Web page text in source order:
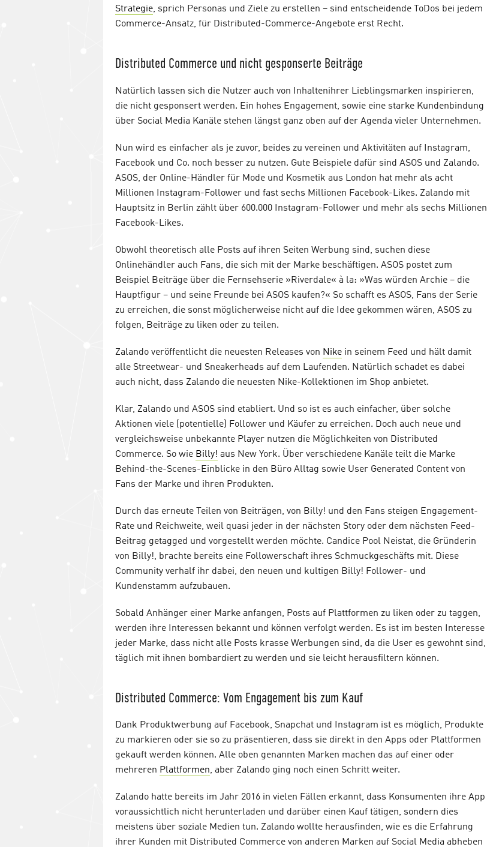
Strategie, sprich Personas und Ziele zu erstellen – sind entscheidende ToDos bei jedem
Commerce-Ansatz, für Distributed-Commerce-Angebote erst Recht.
Distributed Commerce und nicht gesponserte Beiträge
Natürlich lassen sich die Nutzer auch von Inhaltenihrer Lieblingsmarken inspirieren,
die nicht gesponsert werden. Ein hohes Engagement, sowie eine starke Kundenbindung
über Social Media Kanäle stehen längst ganz oben auf der Agenda vieler Unternehmen.
Nun wird es einfacher als je zuvor, beides zu vereinen und Aktivitäten auf Instagram,
Facebook und Co. noch besser zu nutzen. Gute Beispiele dafür sind ASOS und Zalando.
ASOS, der Online-Händler für Mode und Kosmetik aus London hat mehr als acht
Millionen Instagram-Follower und fast sechs Millionen Facebook-Likes. Zalando mit
Hauptsitz in Berlin zählt über 600.000 Instagram-Follower und mehr als sechs Millionen
Facebook-Likes.
Obwohl theoretisch alle Posts auf ihren Seiten Werbung sind, suchen diese
Onlinehändler auch Fans, die sich mit der Marke beschäftigen. ASOS postet zum
Beispiel Beiträge über die Fernsehserie »Riverdale« à la: »Was würden Archie – die
Hauptfigur – und seine Freunde bei ASOS kaufen?« So schafft es ASOS, Fans der Serie
zu erreichen, die sonst möglicherweise nicht auf die Idee gekommen wären, ASOS zu
folgen, Beiträge zu liken oder zu teilen.
Zalando veröffentlicht die neuesten Releases von Nike in seinem Feed und hält damit
alle Streetwear- und Sneakerheads auf dem Laufenden. Natürlich schadet es dabei
auch nicht, dass Zalando die neuesten Nike-Kollektionen im Shop anbietet.
Klar, Zalando und ASOS sind etabliert. Und so ist es auch einfacher, über solche
Aktionen viele (potentielle) Follower und Käufer zu erreichen. Doch auch neue und
vergleichsweise unbekannte Player nutzen die Möglichkeiten von Distributed
Commerce. So wie Billy! aus New York. Über verschiedene Kanäle teilt die Marke
Behind-the-Scenes-Einblicke in den Büro Alltag sowie User Generated Content von
Fans der Marke und ihren Produkten.
Durch das erneute Teilen von Beiträgen, von Billy! und den Fans steigen Engagement-
Rate und Reichweite, weil quasi jeder in der nächsten Story oder dem nächsten Feed-
Beitrag getagged und vorgestellt werden möchte. Candice Pool Neistat, die Gründerin
von Billy!, brachte bereits eine Followerschaft ihres Schmuckgeschäfts mit. Diese
Community verhalf ihr dabei, den neuen und kultigen Billy! Follower- und
Kundenstamm aufzubauen.
Sobald Anhänger einer Marke anfangen, Posts auf Plattformen zu liken oder zu taggen,
werden ihre Interessen bekannt und können verfolgt werden. Es ist im besten Interesse
jeder Marke, dass nicht alle Posts krasse Werbungen sind, da die User es gewohnt sind,
täglich mit ihnen bombardiert zu werden und sie leicht herausfiltern können.
Distributed Commerce: Vom Engagement bis zum Kauf
Dank Produktwerbung auf Facebook, Snapchat und Instagram ist es möglich, Produkte
zu markieren oder sie so zu präsentieren, dass sie direkt in den Apps oder Plattformen
gekauft werden können. Alle oben genannten Marken machen das auf einer oder
mehreren Plattformen, aber Zalando ging noch einen Schritt weiter.
Zalando hatte bereits im Jahr 2016 in vielen Fällen erkannt, dass Konsumenten ihre App
voraussichtlich nicht herunterladen und darüber einen Kauf tätigen, sondern dies
meistens über soziale Medien tun. Zalando wollte herausfinden, wie es die Erfahrung
ihrer Kunden mit Distributed Commerce von anderen Marken auf Social Media abheben